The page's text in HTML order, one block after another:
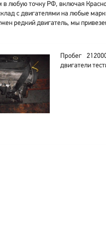
в любую точку РФ, включая
с двигателями на любые
редкий двигатель, мы
Пробег
двигатели